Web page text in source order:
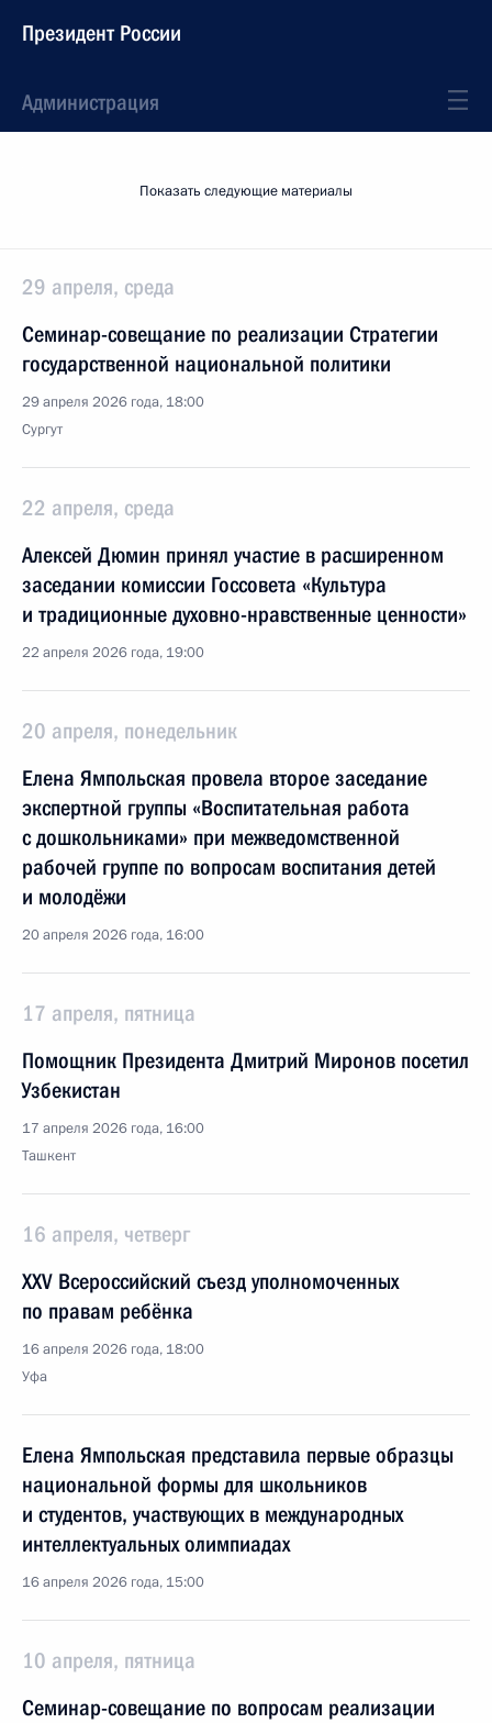
Президент России
Администрация
Показать следующие материалы
29 апреля, среда
Cеминар-совещание по реализации Стратегии
государственной национальной политики
29 апреля 2026 года, 18:00
Сургут
22 апреля, среда
Алексей Дюмин принял участие в расширенном
заседании комиссии Госсовета «Культура
и традиционные духовно-нравственные ценности»
22 апреля 2026 года, 19:00
20 апреля, понедельник
Елена Ямпольская провела второе заседание
экспертной группы «Воспитательная работа
с дошкольниками» при межведомственной
рабочей группе по вопросам воспитания детей
и молодёжи
20 апреля 2026 года, 16:00
17 апреля, пятница
Помощник Президента Дмитрий Миронов посетил
Узбекистан
17 апреля 2026 года, 16:00
Ташкент
16 апреля, четверг
XXV Всероссийский съезд уполномоченных
по правам ребёнка
16 апреля 2026 года, 18:00
Уфа
Елена Ямпольская представила первые образцы
национальной формы для школьников
и студентов, участвующих в международных
интеллектуальных олимпиадах
16 апреля 2026 года, 15:00
10 апреля, пятница
Семинар-совещание по вопросам реализации